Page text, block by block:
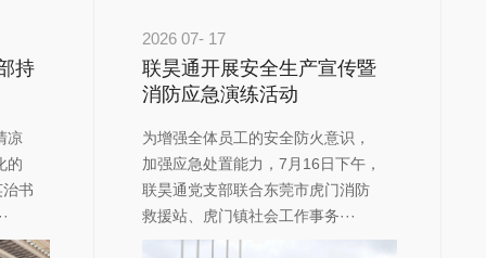
持
凉
的
书
2026 07- 17
联昊通开展安全生产宣传暨
消防应急演练活动
​为增强全体员工的安全防火意识，
加强应急处置能力，7月16日下午，
联昊通党支部联合东莞市虎门消防
救援站、虎门镇社会工作事务···